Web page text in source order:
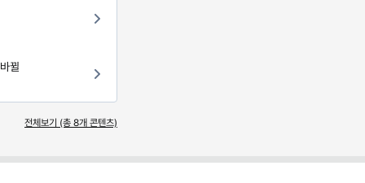
뀔
전체보기 (총 8개 콘텐츠)